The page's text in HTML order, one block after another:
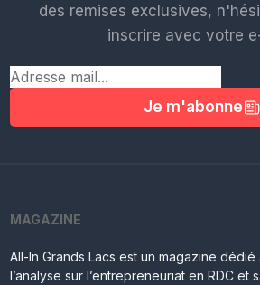
des remises exclusives,
inscrire avec votre
Je m'abonne
MAGAZINE
All-In Grands Lacs est un magazine dédié
l’analyse sur l’entrepreneuriat en RDC et